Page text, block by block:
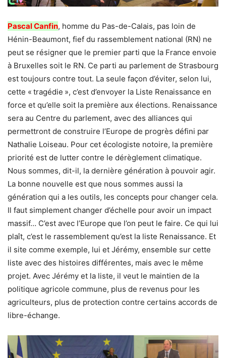
Pascal Canfin, homme du Pas-de-Calais, pas loin de
Hénin-Beaumont, fief du rassemblement national (RN) ne
peut se résigner que le premier parti que la France envoie
à Bruxelles soit le RN. Ce parti au parlement de Strasbourg
est toujours contre tout. La seule façon d’éviter, selon lui,
cette « tragédie », c’est d’envoyer la Liste Renaissance en
force et qu’elle soit la première aux élections. Renaissance
sera au Centre du parlement, avec des alliances qui
permettront de construire l’Europe de progrès défini par
Nathalie Loiseau. Pour cet écologiste notoire, la première
priorité est de lutter contre le dérèglement climatique.
Nous sommes, dit-il, la dernière génération à pouvoir agir.
La bonne nouvelle est que nous sommes aussi la
génération qui a les outils, les concepts pour changer cela.
Il faut simplement changer d’échelle pour avoir un impact
massif… C’est avec l’Europe que l’on peut le faire. Ce qui lui
plaît, c’est le rassemblement qu’est la liste Renaissance. Et
il site comme exemple, lui et Jérémy, ensemble sur cette
liste avec des histoires différentes, mais avec le même
projet. Avec Jérémy et la liste, il veut le maintien de la
politique agricole commune, plus de revenus pour les
agriculteurs, plus de protection contre certains accords de
libre-échange.